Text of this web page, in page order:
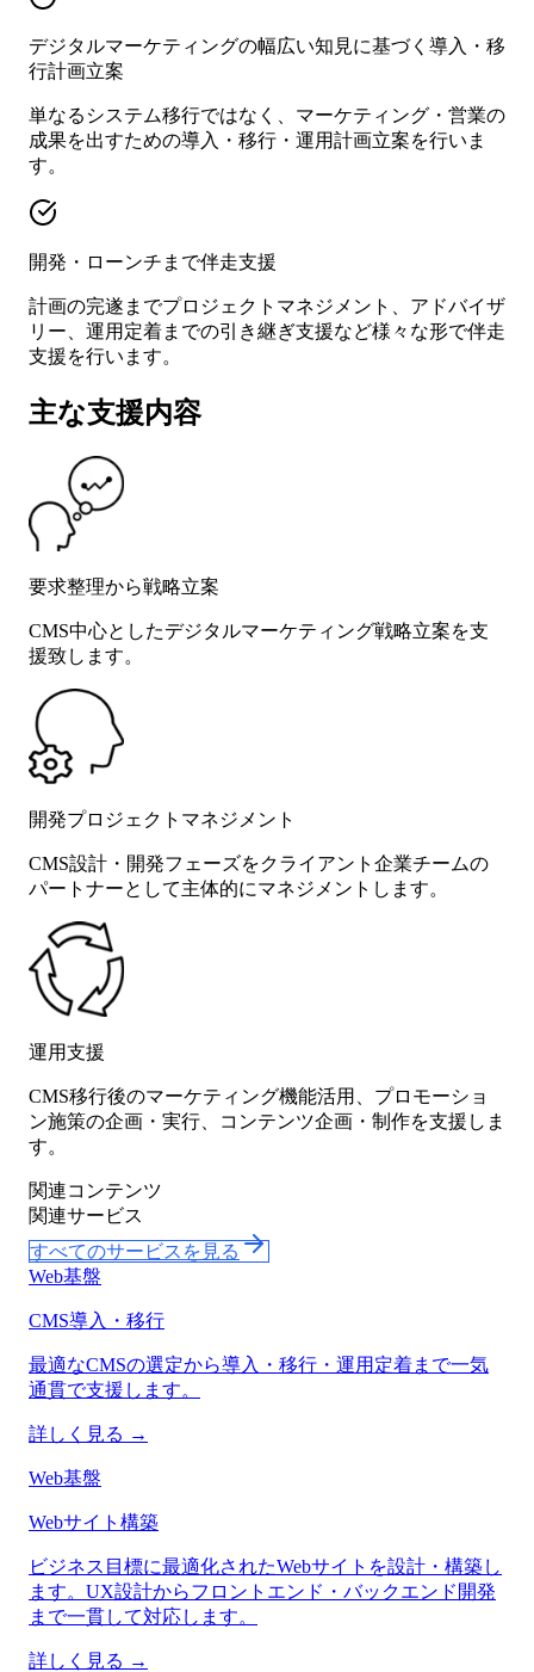
デジタルマーケティングの幅広い知見に基づく導入・移
行計画立案
単なるシステム移行ではなく、マーケティング・営業の
成果を出すための導入・移行・運用計画立案を行いま
す。
開発・ローンチまで伴走支援
計画の完遂までプロジェクトマネジメント、アドバイザ
リー、運用定着までの引き継ぎ支援など様々な形で伴走
支援を行います。
主な支援内容
要求整理から戦略立案
CMS中心としたデジタルマーケティング戦略立案を支
援致します。
開発プロジェクトマネジメント
CMS設計・開発フェーズをクライアント企業チームの
パートナーとして主体的にマネジメントします。
運用支援
CMS移行後のマーケティング機能活用、プロモーショ
ン施策の企画・実行、コンテンツ企画・制作を支援しま
す。
関連コンテンツ
関連サービス
すべてのサービスを見る
Web基盤
CMS導入・移行
最適なCMSの選定から導入・移行・運用定着まで一気
通貫で支援します。
詳しく見る →
Web基盤
Webサイト構築
ビジネス目標に最適化されたWebサイトを設計・構築し
ます。UX設計からフロントエンド・バックエンド開発
まで一貫して対応します。
詳しく見る →